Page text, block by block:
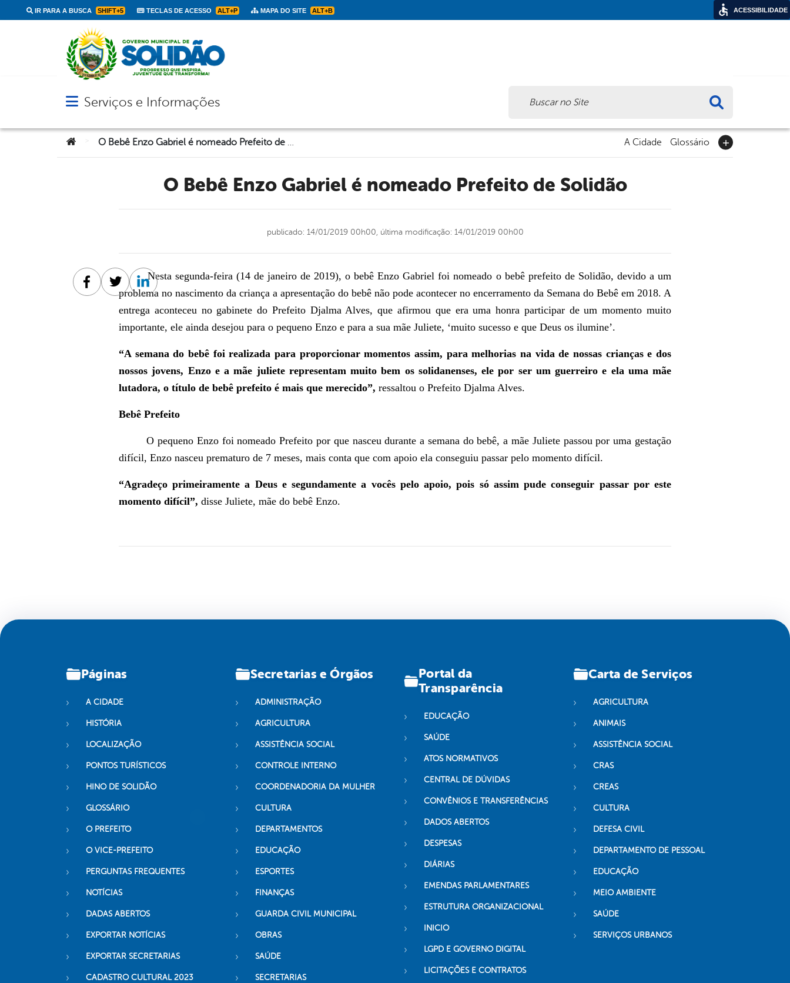
IR PARA A BUSCA SHIFT+5 TECLAS DE ACESSO ALT+P MAPA DO SITE ALT+B
Abrir menu principal de navegação
Serviços e Informações
Você está aqui: O Bebê Enzo Gabriel é nomeado Prefeito de Solidão A Cidade Glossário
O Bebê Enzo Gabriel é nomeado Prefeito de Solidão
publicado: 14/01/2019 00h00, última modificação: 14/01/2019 00h00
Nesta segunda-feira (14 de janeiro de 2019), o bebê Enzo Gabriel foi nomeado o bebê prefeito de Solidão, devido a um
problema no nascimento da criança a apresentação do bebê não pode acontecer no encerramento da Semana do Bebê em 2018. A
entrega aconteceu no gabinete do Prefeito Djalma Alves, que afirmou que era uma honra participar de um momento muito
importante, ele ainda desejou para o pequeno Enzo e para a sua mãe Juliete, ‘muito sucesso e que Deus os ilumine’.
“A semana do bebê foi realizada para proporcionar momentos assim, para melhorias na vida de nossas crianças e dos
nossos jovens, Enzo e a mãe juliete representam muito bem os solidanenses, ele por ser um guerreiro e ela uma mãe
lutadora, o título de bebê prefeito é mais que merecido”, ressaltou o Prefeito Djalma Alves.
Bebê Prefeito
O pequeno Enzo foi nomeado Prefeito por que nasceu durante a semana do bebê, a mãe Juliete passou por uma gestação
difícil, Enzo nasceu prematuro de 7 meses, mais conta que com apoio ela conseguiu passar pelo momento difícil.
“Agradeço primeiramente a Deus e segundamente a vocês pelo apoio, pois só assim pude conseguir passar por este
momento difícil”, disse Juliete, mãe do bebê Enzo.
Facebook
TwitterLinkedin
Páginas
A CIDADE
HISTÓRIA
LOCALIZAÇÃO
PONTOS TURÍSTICOS
HINO DE SOLIDÃO
GLOSSÁRIO
O PREFEITO
O VICE-PREFEITO
PERGUNTAS FREQUENTES
NOTÍCIAS
DADAS ABERTOS
EXPORTAR NOTÍCIAS
EXPORTAR SECRETARIAS
CADASTRO CULTURAL 2023
Secretarias e Órgãos
ADMINISTRAÇÃO
AGRICULTURA
ASSISTÊNCIA SOCIAL
CONTROLE INTERNO
COORDENADORIA DA MULHER
CULTURA
DEPARTAMENTOS
EDUCAÇÃO
ESPORTES
FINANÇAS
GUARDA CIVIL MUNICIPAL
OBRAS
SAÚDE
SECRETARIAS
Portal da
Transparência
EDUCAÇÃO
SAÚDE
ATOS NORMATIVOS
CENTRAL DE DÚVIDAS
CONVÊNIOS E TRANSFERÊNCIAS
DADOS ABERTOS
DESPESAS
DIÁRIAS
EMENDAS PARLAMENTARES
ESTRUTURA ORGANIZACIONAL
INICIO
LGPD E GOVERNO DIGITAL
LICITAÇÕES E CONTRATOS
Carta de Serviços
AGRICULTURA
ANIMAIS
ASSISTÊNCIA SOCIAL
CRAS
CREAS
CULTURA
DEFESA CIVIL
DEPARTAMENTO DE PESSOAL
EDUCAÇÃO
MEIO AMBIENTE
SAÚDE
SERVIÇOS URBANOS
ACESSIBILIDADE